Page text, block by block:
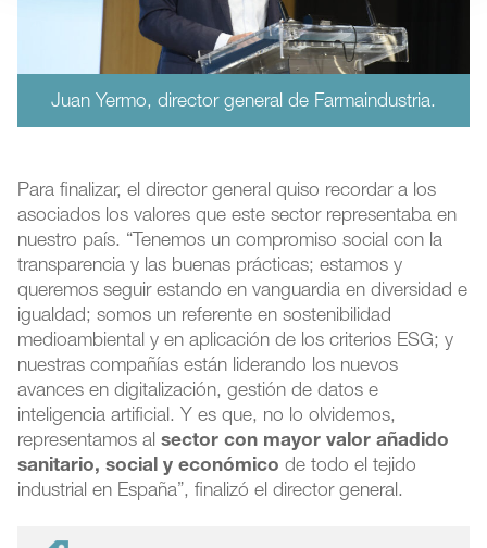
Juan Yermo, director general de Farmaindustria.
Para finalizar, el director general quiso recordar a los
asociados los valores que este sector representaba en
nuestro país. “Tenemos un compromiso social con la
transparencia y las buenas prácticas; estamos y
queremos seguir estando en vanguardia en diversidad e
igualdad; somos un referente en sostenibilidad
medioambiental y en aplicación de los criterios ESG; y
nuestras compañías están liderando los nuevos
avances en digitalización, gestión de datos e
inteligencia artificial. Y es que, no lo olvidemos,
representamos al sector con mayor valor añadido
sanitario, social y económico de todo el tejido
industrial en España”, finalizó el director general.